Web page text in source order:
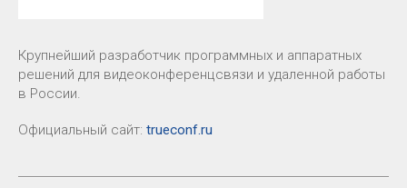
Крупнейший разработчик программных и аппаратных
решений для видеоконференцсвязи и удаленной работы
в России.
Официальный сайт: trueconf.ru